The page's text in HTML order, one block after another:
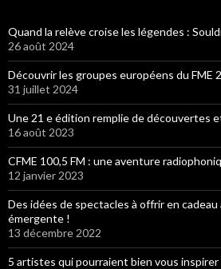
Quand la relève croise les légendes :
26 août 2024
Découvrir les groupes européens du FME
31 juillet 2024
Une 21 e édition remplie de découvertes
16 août 2023
CFME 100,5 FM : une aventure
12 janvier 2023
Des idées de spectacles à offrir en
émergente !
13 décembre 2022
5 artistes qui pourraient bien vous